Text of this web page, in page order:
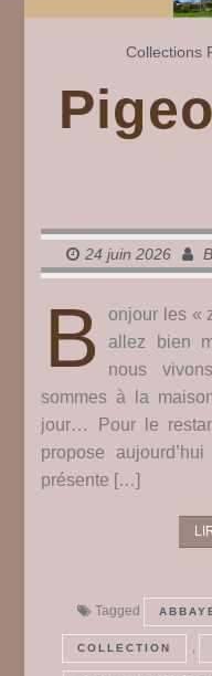
Collections
24 juin 2026
B
onjour les «
allez bien
nous
sommes à la
jour… Pour le
propose
présente […]
Tagged
COLLECTION